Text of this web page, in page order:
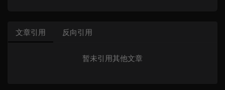
文章引用 反向引用
暂未引用其他文章